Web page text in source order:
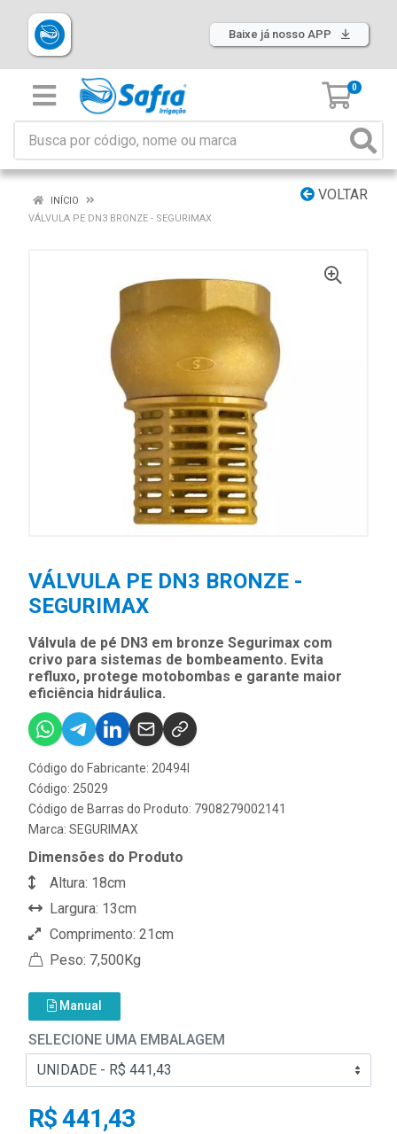
Baixe já nosso APP
0
VOLTAR
INÍCIO
VÁLVULA PE DN3 BRONZE - SEGURIMAX
VÁLVULA PE DN3 BRONZE -
SEGURIMAX
Válvula de pé DN3 em bronze Segurimax com
crivo para sistemas de bombeamento. Evita
refluxo, protege motobombas e garante maior
eficiência hidráulica.
Código do Fabricante: 20494I
Código: 25029
Código de Barras do Produto: 7908279002141
Marca: SEGURIMAX
Dimensões do Produto
Altura: 18cm
Largura: 13cm
Comprimento: 21cm
Peso: 7,500Kg
Manual
SELECIONE UMA EMBALAGEM
R$ 441,43